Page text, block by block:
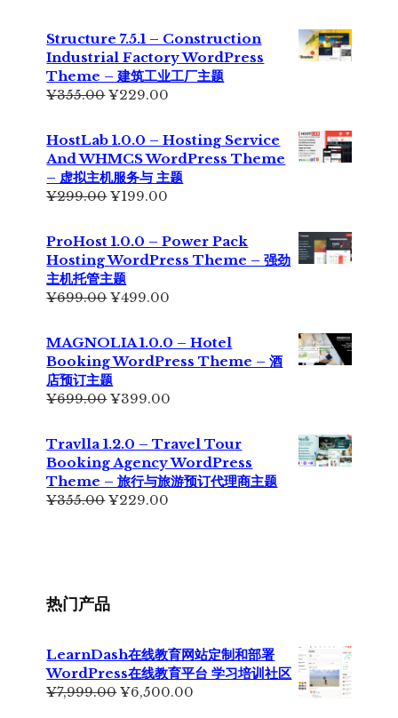
Structure 7.5.1 – Construction
Industrial Factory WordPress
Theme – 建筑工业工厂主题
¥355.00原
为：
¥355.00。
¥229.00
价
格
为：
¥229.00。
HostLab 1.0.0 – Hosting Service
And WHMCS WordPress Theme
– 虚拟主机服务与 主题
¥299.00原
为：
¥299.00。
¥199.00
价
格
为：
ProHost 1.0.0 – Power Pack
Hosting WordPress Theme – 强劲
主机托管主题
¥699.00原
为：
¥699.00。
¥499.00
价
格
为：
MAGNOLIA 1.0.0 – Hotel
Booking WordPress Theme – 酒
店预订主题
¥699.00原
为：
¥699.00。
¥399.00
格
为：
¥399.00。
Travlla 1.2.0 – Travel Tour
Booking Agency WordPress
Theme – 旅行与旅游预订代理商主题
¥355.00原
¥229.00
热门产品
LearnDash在线教育网站定制和部署
WordPress在线教育平台 学习培训社区
¥7,999.00原
¥6,500.00